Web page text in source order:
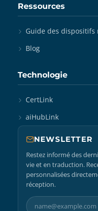
Ressources
Guide des
Blog
Technologie
CertLink
aiHubLink
NEWSLETTER
Restez informé des
vie et en traduction.
personnalisées
réception.